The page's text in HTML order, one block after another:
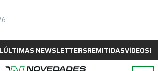
ÚLTIMAS NEWSLETTERSREMITIDASVÍDEOS